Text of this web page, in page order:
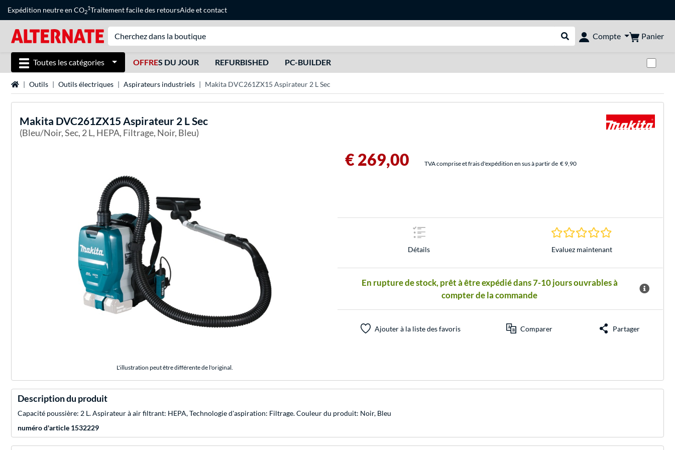
Expédition neutre en CO2
1Traitement facile des retoursAideetcontact
Rechercher dans le shop
Compte Panier
Toutes les catégories OFFRES DU JOUR REFURBISHED PC-BUILDER
Page d'accueil
Outils Outils électriques Aspirateurs industriels Makita DVC261ZX15 Aspirateur 2 L Sec
Makita DVC261ZX15 Aspirateur 2 L Sec
(Bleu/Noir, Sec, 2 L, HEPA, Filtrage, Noir, Bleu)
L'illustration peut être différente de l'original.
€ 269,00 TVA comprise et frais d'expédition en sus à partir de € 9,90
Détails
0.0 Étoiles à 0
Evaluez maintenant
En rupture de stock, prêt à être expédié dans 7-10 jours ouvrables à
compter de la commande
Ajouter à la liste des favoris Comparer Partager
Description du produit
Capacité poussière: 2 L. Aspirateur à air filtrant: HEPA, Technologie d'aspiration: Filtrage. Couleur du produit: Noir, Bleu
numéro d'article 1532229